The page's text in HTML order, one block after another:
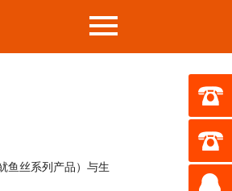
鱼丝系列产品）与生